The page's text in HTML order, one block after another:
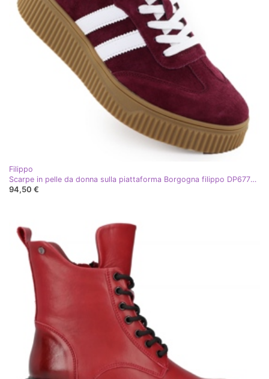
Filippo
Scarpe in pelle da donna sulla piattaforma Borgogna filippo DP6776 rosso
94,50 €